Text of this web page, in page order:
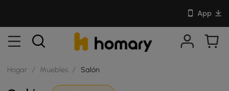
App
Hogar / Muebles / Salón